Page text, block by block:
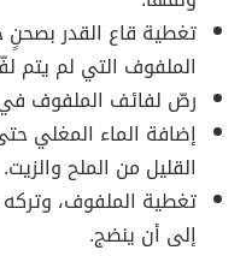
تغطية قاع القدر بصحنٍ
الملفوف التي لم يتم
رصّ لفائف الملفوف
إضافة الماء المغلي
القليل من الملح والزيت.
تغطية الملفوف،
إلى أن ينضج.